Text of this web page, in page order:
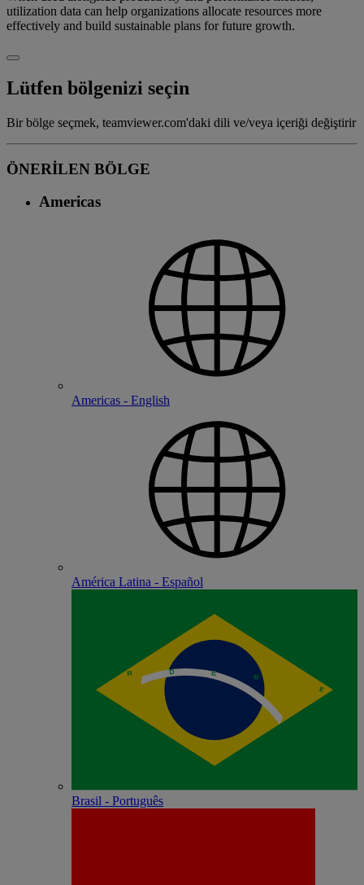
utilization data can help organizations allocate resources more
effectively and build sustainable plans for future growth.
Lütfen bölgenizi seçin
Bir bölge seçmek, teamviewer.com'daki dili ve/veya içeriği değiştirir
ÖNERİLEN BÖLGE
Americas
Americas - English
América Latina - Español
Brasil - Português